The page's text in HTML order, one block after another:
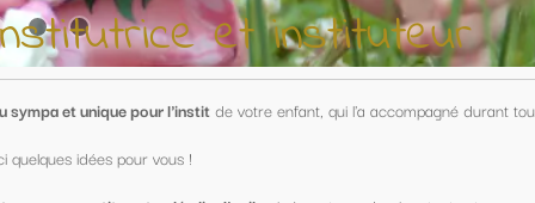
qui l'a accompagné durant toute une année !